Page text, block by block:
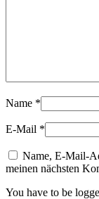
Name *
E-Mail *
Name, E-Mail-
meinen nächsten
You have to be